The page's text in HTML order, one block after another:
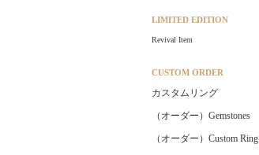
LIMITED EDITION
Revival Item
CUSTOM ORDER
カスタムリング
（オーダー）Gemstones
（オーダー）Custom Ring